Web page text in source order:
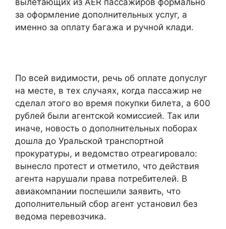
за оформление дополнительных услуг, а
именно за оплату багажа и ручной клади.
По всей видимости, речь об оплате допуслуг
на месте, в тех случаях, когда пассажир не
сделал этого во время покупки билета, а 600
рублей были агентской комиссией. Так или
иначе, новость о дополнительных поборах
дошла до Уральской транспортной
прокуратуры, и ведомство отреагировало:
вынесло протест и отметило, что действия
агента нарушали права потребителей. В
авиакомпании поспешили заявить, что
дополнительный сбор агент установил без
ведома перевозчика.